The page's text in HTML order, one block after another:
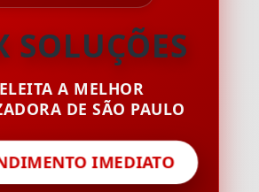
SOLUÇÕES
A MELHOR
DE SÃO PAULO
IMEDIATO